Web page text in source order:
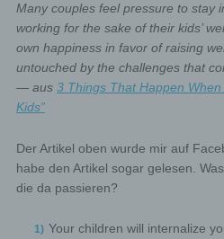
Many couples feel pressure to stay
working for the sake of their kids’
own happiness in favor of raising
untouched by the challenges that
— aus 3 Things That Happen
Kids”
Der Artikel oben wurde mir auf
habe den Artikel sogar gelesen.
die da passieren?
Your children will internalize